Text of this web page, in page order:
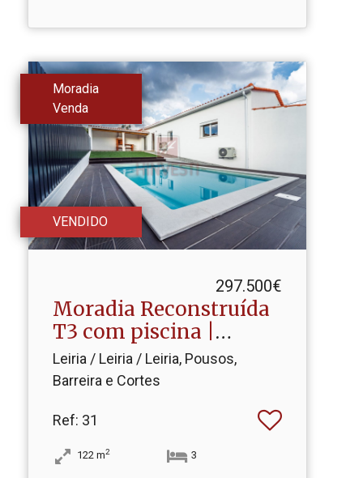
Moradia
Venda
VENDIDO
297.500€
Moradia Reconstruída
T3 com piscina |
Cortes,.​..
Leiria / Leiria / Leiria, Pousos,
Barreira e Cortes
Ref: 31
122 m2 3